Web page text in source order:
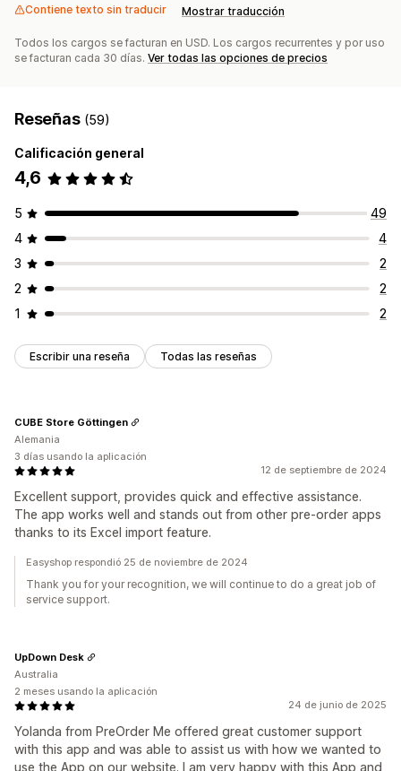
Contiene texto sin traducir Mostrar traducción
Todos los cargos se facturan en USD. Los cargos recurrentes y por uso
se facturan cada 30 días. Ver todas las opciones de precios
Reseñas (59)
Calificación general
4,6
5
49
4
4
3
2
2
2
1
2
Escribir una reseña Todas las reseñas
12 de septiembre de 2024
Excellent support, provides quick and effective assistance.
The app works well and stands out from other pre-order apps
thanks to its Excel import feature.
CUBE Store Göttingen
Alemania
3 días usando la aplicación
Easyshop respondió 25 de noviembre de 2024
Thank you for your recognition, we will continue to do a great job of
service support.
24 de junio de 2025
Yolanda from PreOrder Me offered great customer support
with this app and was able to assist us with how we wanted to
use the App on our website. I am very happy with this App and
UpDown Desk
Australia
2 meses usando la aplicación